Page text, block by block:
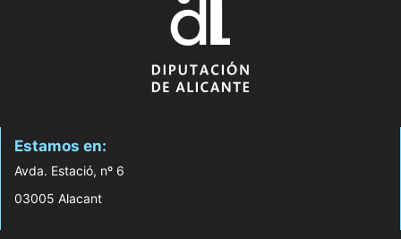
Estamos en:
Avda. Estació, nº 6
03005 Alacant